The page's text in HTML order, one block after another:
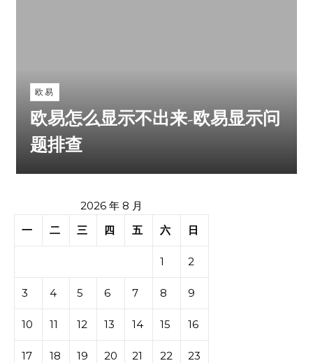
欧易
欧易怎么显示不出来-欧易显示问
题排查
2026 年 8 月
一
二 三 四 五 六 日
1 2
3 4 5 6 7 8 9
10 11 12 13 14 15 16
17 18 19 20 21 22 23